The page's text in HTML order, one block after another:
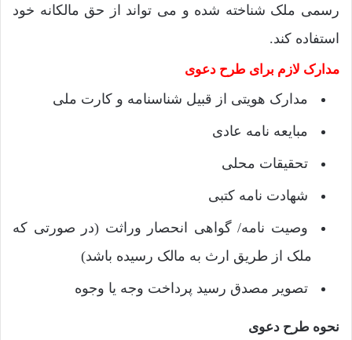
رسمی ملک شناخته شده و می ‌تواند از حق مالکانه خود
استفاده کند.
مدارک لازم برای طرح دعوی
مدارک هویتی از قبیل شناسنامه و کارت ملی
مبایعه نامه عادی
تحقیقات محلی
شهادت نامه کتبی
وصیت نامه/ گواهی انحصار وراثت (در صورتی که
ملک از طریق ارث به مالک رسیده باشد)
تصویر مصدق رسید پرداخت وجه یا وجوه
نحوه طرح دعوی